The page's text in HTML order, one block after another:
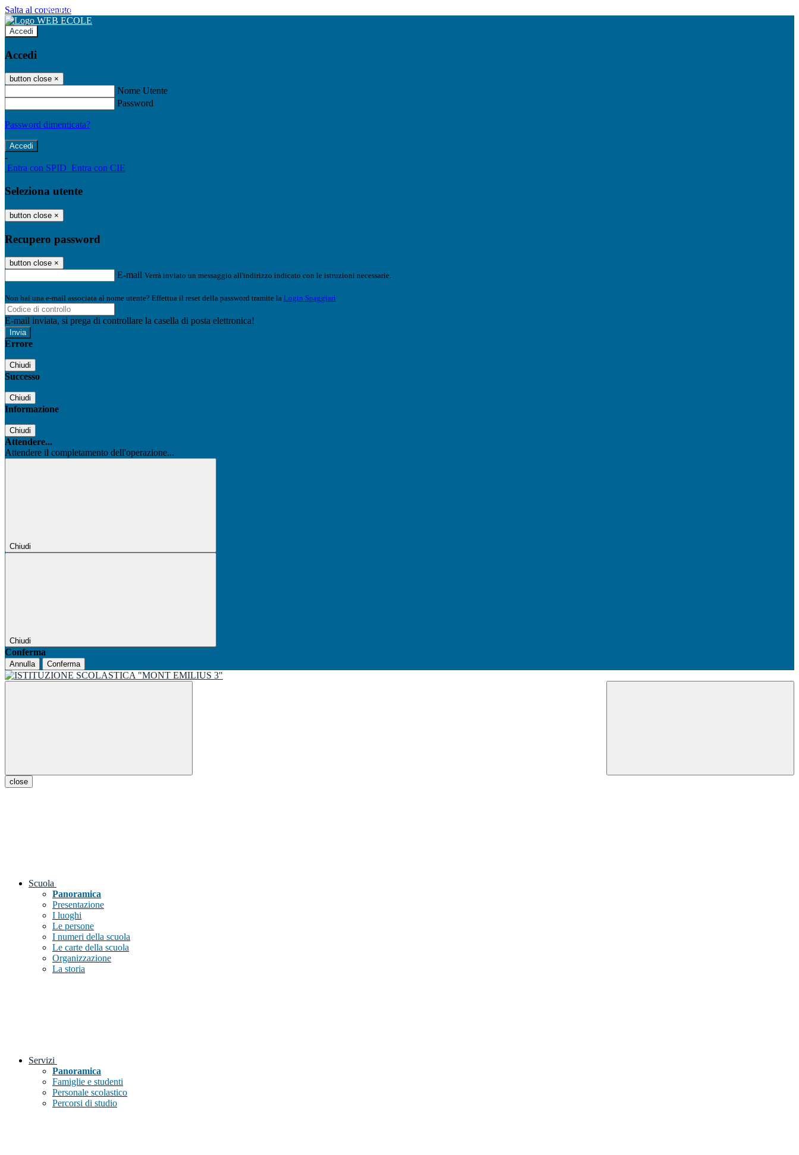
Salta al contenuto
WEB ECOLE
Accedi
Accedi
button close ×
Nome Utente
Password
Password dimenticata?
-
Entra con SPID Entra con CIE
Seleziona utente
button close ×
Recupero password
button close ×
E-mail Verrà inviato un messaggio all'indirizzo indicato con le istruzioni necessarie.
Non hai una e-mail associata al nome utente? Effettua il reset della password tramite la Login Spaggiari
E-mail inviata, si prega di controllare la casella di posta elettronica!
Errore
Chiudi
Successo
Chiudi
Informazione
Chiudi
Attendere...
Attendere il completamento dell'operazione...
Chiudi
Chiudi
Conferma
Annulla Conferma
close
Scuola
Panoramica
Presentazione
I luoghi
Le persone
I numeri della scuola
Le carte della scuola
Organizzazione
La storia
Servizi
Panoramica
Famiglie e studenti
Personale scolastico
Percorsi di studio